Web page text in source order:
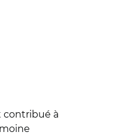
contribué à